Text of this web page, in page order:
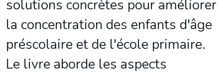
solutions concrètes pour améliorer
la concentration des enfants d'âge
préscolaire et de l'école primaire.
Le livre aborde les aspects